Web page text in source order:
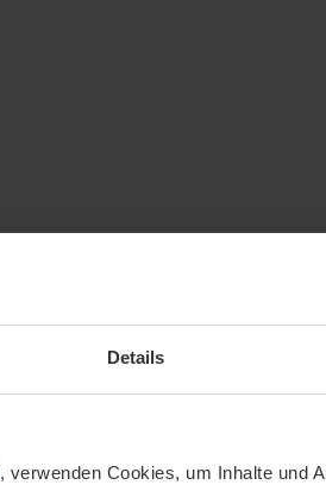
Details
, verwenden Cookies, um Inhalte und